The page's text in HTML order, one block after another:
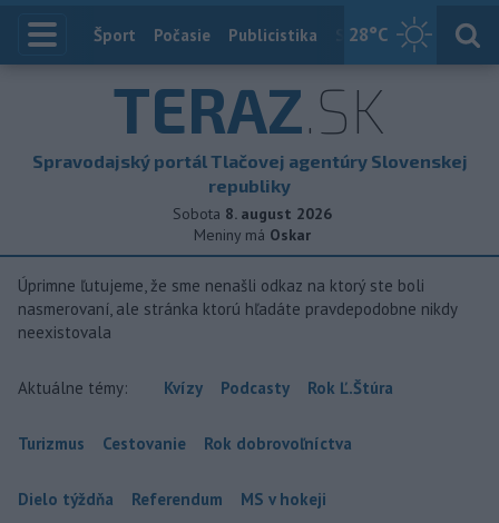
28°C
Index
Šport Počasie Publicistika Slovensko
TERAZ.SK
Spravodajský portál Tlačovej agentúry Slovenskej
republiky
Sobota 8. august 2026
Meniny má Oskar
Úprimne ľutujeme, že sme nenašli odkaz na ktorý ste boli
nasmerovaní, ale stránka ktorú hľadáte pravdepodobne nikdy
neexistovala
Aktuálne témy: Kvízy Podcasty Rok Ľ.Štúra
Turizmus Cestovanie Rok dobrovoľníctva
Dielo týždňa Referendum MS v hokeji